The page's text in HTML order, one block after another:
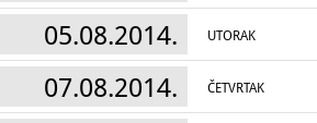
05.08.2014. UTORAK
07.08.2014. ČETVRTAK